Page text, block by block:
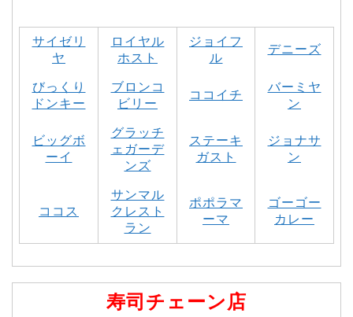
サイゼリ
ヤ
ロイヤル
ホスト
ジョイフ
ル
デニーズ
びっくり
ドンキー
ブロンコ
ビリー
ココイチ
バーミヤ
ン
ビッグボ
ーイ
グラッチ
ェガーデ
ンズ
ステーキ
ガスト
ジョナサ
ン
ココス
サンマル
クレスト
ラン
ポポラマ
ーマ
ゴーゴー
カレー
寿司チェーン店